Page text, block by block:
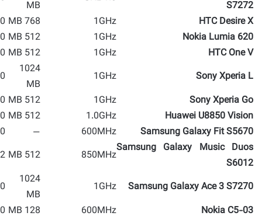
S7272
MB
HTC Desire X
1GHz
768 MB
Nokia Lumia 620
1GHz
512 MB
HTC One V
1GHz
512 MB
Sony Xperia L
1GHz
1024
MB
Sony Xperia Go
1GHz
512 MB
Huawei U8850 Vision
1.0GHz
512 MB
Samsung Galaxy Fit S5670
600MHz
—
Samsung Galaxy Music Duos
S6012
850MHz
512 MB
Samsung Galaxy Ace 3 S7270
1GHz
1024
MB
Nokia C5-03
600MHz
128 MB